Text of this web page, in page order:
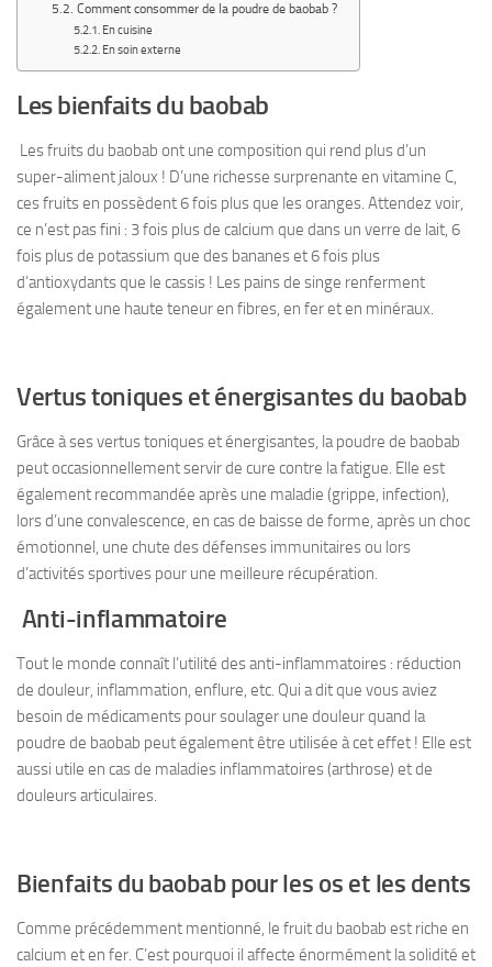
Comment consommer de la poudre de baobab ?
En cuisine
En soin externe
Les bienfaits du baobab
Les fruits du baobab ont une composition qui rend plus d’un
super-aliment jaloux ! D’une richesse surprenante en vitamine C,
ces fruits en possèdent 6 fois plus que les oranges. Attendez voir,
ce n’est pas fini : 3 fois plus de calcium que dans un verre de lait, 6
fois plus de potassium que des bananes et 6 fois plus
d’antioxydants que le cassis ! Les pains de singe renferment
également une haute teneur en fibres, en fer et en minéraux.
Vertus toniques et énergisantes du baobab
Grâce à ses vertus toniques et énergisantes, la poudre de baobab
peut occasionnellement servir de cure contre la fatigue. Elle est
également recommandée après une maladie (grippe, infection),
lors d’une convalescence, en cas de baisse de forme, après un choc
émotionnel, une chute des défenses immunitaires ou lors
d’activités sportives pour une meilleure récupération.
Anti-inflammatoire
Tout le monde connaît l’utilité des anti-inflammatoires : réduction
de douleur, inflammation, enflure, etc. Qui a dit que vous aviez
besoin de médicaments pour soulager une douleur quand la
poudre de baobab peut également être utilisée à cet effet ! Elle est
aussi utile en cas de maladies inflammatoires (arthrose) et de
douleurs articulaires.
Bienfaits du baobab pour les os et les dents
Comme précédemment mentionné, le fruit du baobab est riche en
calcium et en fer. C’est pourquoi il affecte énormément la solidité et